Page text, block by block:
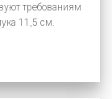
требованиям
11,5 см.